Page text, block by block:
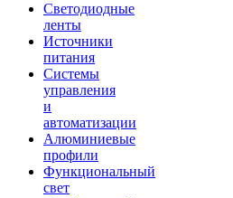
Светодиодные
ленты
Источники
питания
Системы
управления
и
автоматизации
Алюминиевые
профили
Функциональный
свет